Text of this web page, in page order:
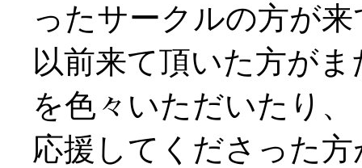
ったサークルの方が
以前来て頂いた方が
を色々いただいたり、
応援してくださった